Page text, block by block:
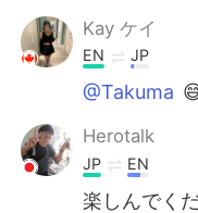
Kay ケイ
EN JP
@Takuma
Herotalk
JP EN
楽しんでく